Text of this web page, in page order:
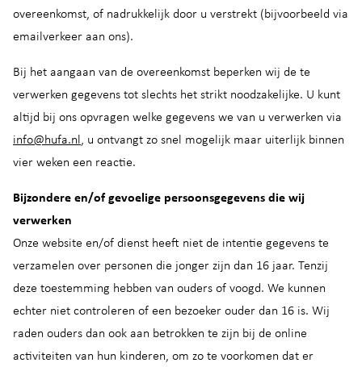
overeenkomst, of nadrukkelijk door u verstrekt (bijvoorbeeld via
emailverkeer aan ons).
Bij het aangaan van de overeenkomst beperken wij de te
verwerken gegevens tot slechts het strikt noodzakelijke. U kunt
altijd bij ons opvragen welke gegevens we van u verwerken via
info@hufa.nl, u ontvangt zo snel mogelijk maar uiterlijk binnen
vier weken een reactie.
Bijzondere en/of gevoelige persoonsgegevens die wij
verwerken
Onze website en/of dienst heeft niet de intentie gegevens te
verzamelen over personen die jonger zijn dan 16 jaar. Tenzij
deze toestemming hebben van ouders of voogd. We kunnen
echter niet controleren of een bezoeker ouder dan 16 is. Wij
raden ouders dan ook aan betrokken te zijn bij de online
activiteiten van hun kinderen, om zo te voorkomen dat er